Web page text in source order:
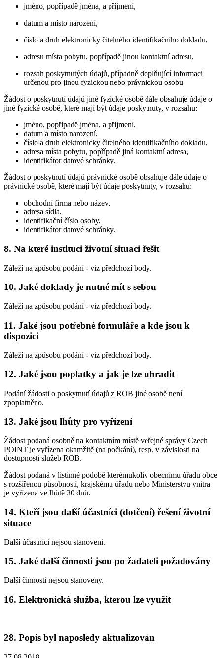
jméno, popřípadě jména, a příjmení,
datum a místo narození,
číslo a druh elektronicky čitelného identifikačního dokladu,
adresu místa pobytu, popřípadě jinou kontaktní adresu,
rozsah poskytnutých údajů, případně doplňující informaci
určenou pro jinou fyzickou nebo právnickou osobu.
Žádost o poskytnutí údajů jiné fyzické osobě dále obsahuje údaje o
jiné fyzické osobě, které mají být údaje poskytnuty, v rozsahu:
jméno, popřípadě jména, a příjmení,
datum a místo narození,
číslo a druh elektronicky čitelného identifikačního dokladu,
adresa místa pobytu, popřípadě jiná kontaktní adresa,
identifikátor datové schránky.
Žádost o poskytnutí údajů právnické osobě obsahuje dále údaje o
právnické osobě, které mají být údaje poskytnuty, v rozsahu:
obchodní firma nebo název,
adresa sídla,
identifikační číslo osoby,
identifikátor datové schránky.
8. Na které instituci životní situaci řešit
Záleží na způsobu podání - viz předchozí body.
10. Jaké doklady je nutné mít s sebou
Záleží na způsobu podání - viz předchozí body.
11. Jaké jsou potřebné formuláře a kde jsou k
dispozici
Záleží na způsobu podání - viz předchozí body.
12. Jaké jsou poplatky a jak je lze uhradit
Podání žádosti o poskytnutí údajů z ROB jiné osobě není
zpoplatněno.
13. Jaké jsou lhůty pro vyřízení
Žádost podaná osobně na kontaktním místě veřejné správy Czech
POINT je vyřízena okamžitě (na počkání), resp. v závislosti na
dostupnosti služeb ROB.
Žádost podaná v listinné podobě kterémukoliv obecnímu úřadu obce
s rozšířenou působností, krajskému úřadu nebo Ministerstvu vnitra
je vyřízena ve lhůtě 30 dnů.
14. Kteří jsou další účastníci (dotčení) řešení životní
situace
Další účastníci nejsou stanoveni.
15. Jaké další činnosti jsou po žadateli požadovány
Další činnosti nejsou stanoveny.
16. Elektronická služba, kterou lze využít
28. Popis byl naposledy aktualizován